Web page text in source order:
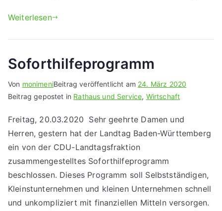
Weiterlesen
Soforthilfeprogramm
Von monimeniBeitrag veröffentlicht am 24. März 2020
Beitrag gepostet in Rathaus und Service, Wirtschaft
Freitag, 20.03.2020 Sehr geehrte Damen und
Herren, gestern hat der Landtag Baden-Württemberg
ein von der CDU-Landtagsfraktion
zusammengestelltes Soforthilfeprogramm
beschlossen. Dieses Programm soll Selbstständigen,
Kleinstunternehmen und kleinen Unternehmen schnell
und unkompliziert mit finanziellen Mitteln versorgen.